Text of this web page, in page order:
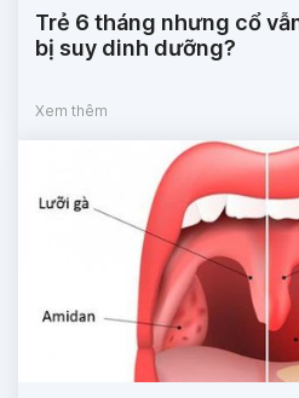
Trẻ 6 tháng nhưng cổ
bị suy dinh dưỡng?
Xem thêm